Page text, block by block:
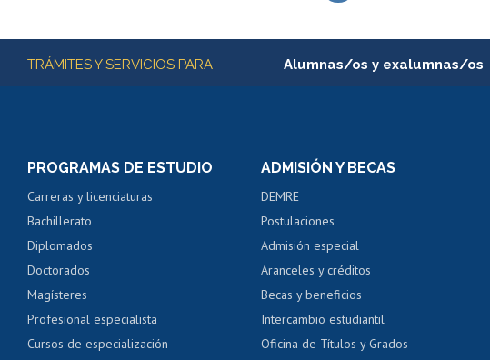
Más información
TRÁMITES Y SERVICIOS PARA Alumnas/os y exalumnas/os
Consulta y certificado de notas
Servicio médico y dental
Pago de arancel y crédito alumnos
Pago de arancel y crédito exalumnos
Certificado de títulos y grados
PROGRAMAS DE ESTUDIO
Carreras y licenciaturas
Bachillerato
Diplomados
Doctorados
Magísteres
Profesional especialista
Cursos de especialización
ADMISIÓN Y BECAS
DEMRE
Postulaciones
Admisión especial
Aranceles y créditos
Becas y beneficios
Intercambio estudiantil
Oficina de Títulos y Grados